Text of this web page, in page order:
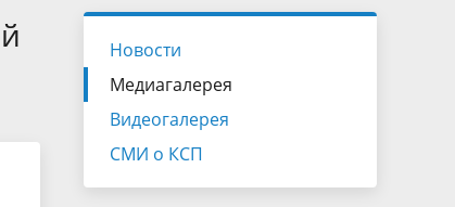
Контакты
экспертно-аналитических
мероприятиях
Экспертно-консультативный совет
Законотворчество
о результатах рассмотрения
обращений и принятых мерах
Новости
Медиагалерея
Видеогалерея
СМИ о КСП